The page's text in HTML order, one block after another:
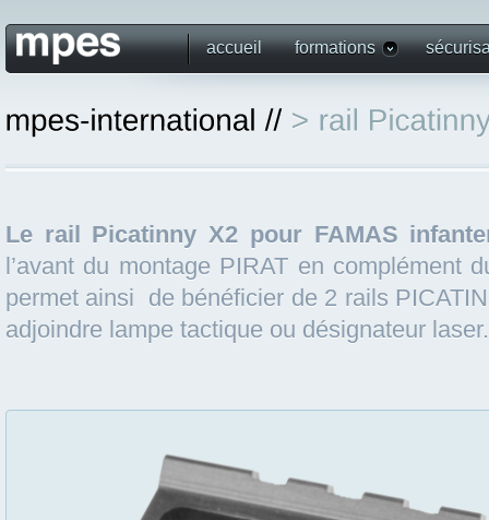
accueil formations
Le rail Picatinny X2 pour FAMAS
l’avant du montage PIRAT en complément
permet ainsi de bénéficier de 2 rails
adjoindre lampe tactique ou désignateur laser.